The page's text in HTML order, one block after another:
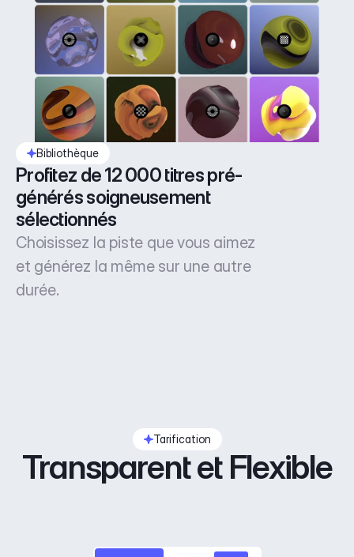
Bibliothèque
Profitez de 12 000 titres pré-
générés soigneusement
sélectionnés
Choisissez la piste que vous aimez
et générez la même sur une autre
durée.
Tarification
Transparent et Flexible